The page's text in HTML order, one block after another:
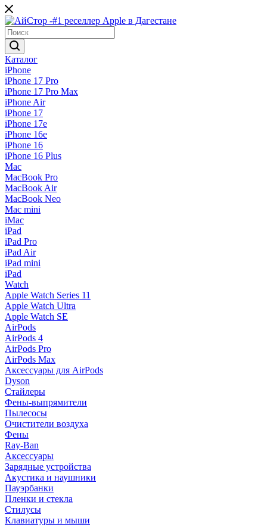
Каталог
iPhone
iPhone 17 Pro
iPhone 17 Pro Max
iPhone Air
iPhone 17
iPhone 17e
iPhone 16e
iPhone 16
iPhone 16 Plus
Mac
MacBook Pro
MacBook Air
MacBook Neo
Mac mini
iMac
iPad
iPad Pro
iPad Air
iPad mini
iPad
Watch
Apple Watch Series 11
Apple Watch Ultra
Apple Watch SE
AirPods
AirPods 4
AirPods Pro
AirPods Max
Аксессуары для AirPods
Dyson
Стайлеры
Фены-выпрямители
Пылесосы
Очистители воздуха
Фены
Ray-Ban
Аксессуары
Зарядные устройства
Акустика и наушники
Пауэрбанки
Пленки и стекла
Стилусы
Клавиатуры и мыши